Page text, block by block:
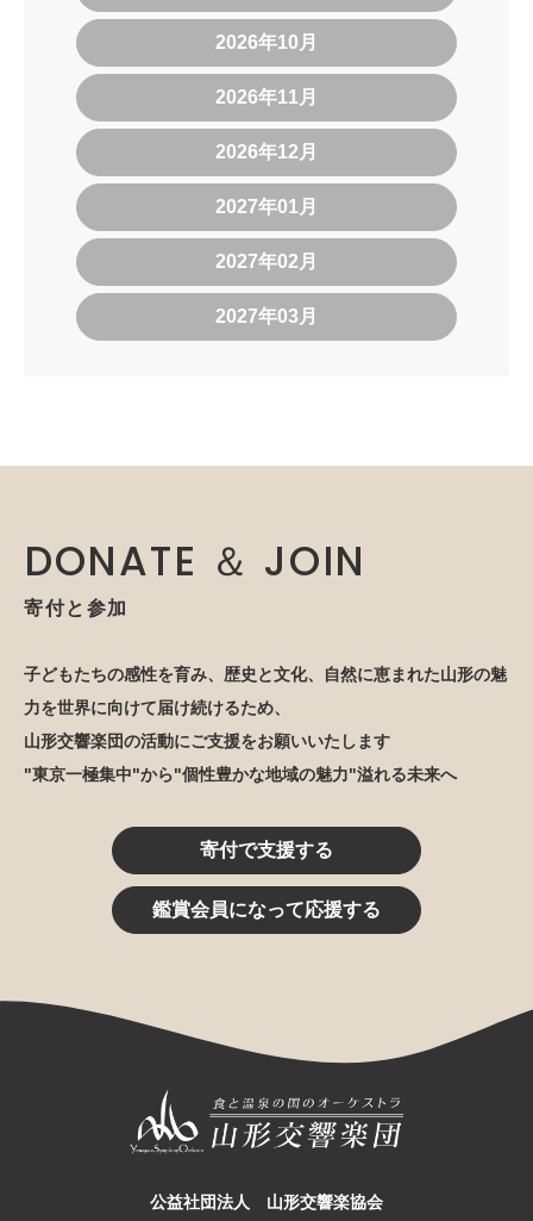
2026年10月
2026年11月
2026年12月
2027年01月
2027年02月
2027年03月
DONATE ＆ JOIN
寄付と参加
子どもたちの感性を育み、歴史と文化、自然に恵まれた山形の魅
力を世界に向けて届け続けるため、
山形交響楽団の活動にご支援をお願いいたします
"東京一極集中"から"個性豊かな地域の魅力"溢れる未来へ
寄付で支援する
鑑賞会員になって応援する
公益社団法人 山形交響楽協会